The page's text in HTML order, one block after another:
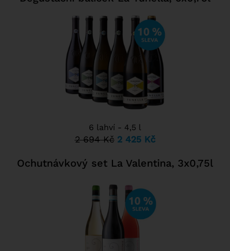
6 lahví - 4,5 l
2 694 Kč 2 425 Kč
Ochutnávkový set La Valentina, 3x0,75l